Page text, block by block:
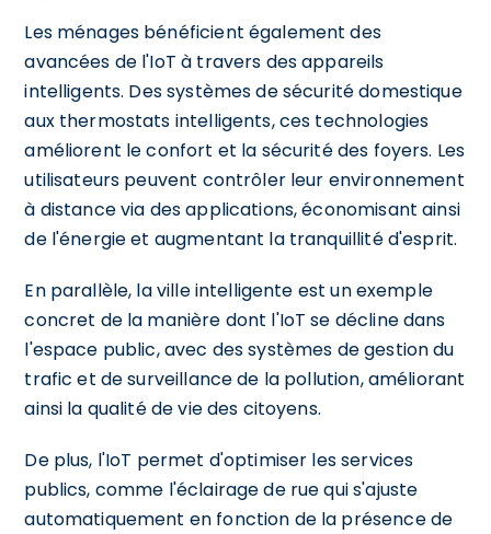
Les ménages bénéficient également des
avancées de l'IoT à travers des appareils
intelligents. Des systèmes de sécurité domestique
aux thermostats intelligents, ces technologies
améliorent le confort et la sécurité des foyers. Les
utilisateurs peuvent contrôler leur environnement
à distance via des applications, économisant ainsi
de l'énergie et augmentant la tranquillité d'esprit.
En parallèle, la ville intelligente est un exemple
concret de la manière dont l'IoT se décline dans
l'espace public, avec des systèmes de gestion du
trafic et de surveillance de la pollution, améliorant
ainsi la qualité de vie des citoyens.
De plus, l'IoT permet d'optimiser les services
publics, comme l'éclairage de rue qui s'ajuste
automatiquement en fonction de la présence de